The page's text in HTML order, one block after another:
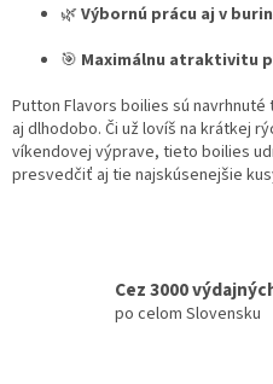
🌿 Výbornú prácu aj v
🎯 Maximálnu atraktivitu
Putton Flavors boilies sú
aj dlhodobo. Či už lovíš na krátkej
víkendovej výprave, tieto boilies
presvedčiť aj tie najskúsenejšie
Cez 3000
po celom Slovensku